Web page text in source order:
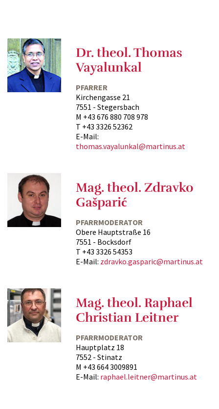
Dr. theol. Thomas
Vayalunkal
PFARRER
Kirchengasse 21
7551 - Stegersbach
M +43 676 880 708 978
T +43 3326 52362
E-Mail:
thomas.vayalunkal@martinus.at
Mag. theol. Zdravko
Gašparić
PFARRMODERATOR
Obere Hauptstraße 16
7551 - Bocksdorf
T +43 3326 54353
E-Mail: zdravko.gasparic@martinus.at
Mag. theol. Raphael
Christian Leitner
PFARRMODERATOR
Hauptplatz 18
7552 - Stinatz
M +43 664 3009891
E-Mail: raphael.leitner@martinus.at